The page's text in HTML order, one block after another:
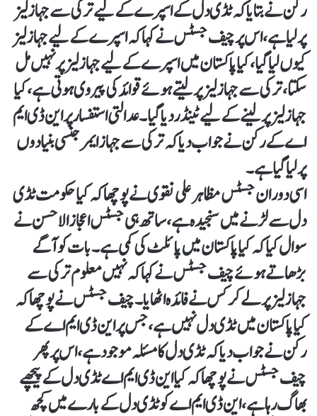
رکن نے بتایا کہ ٹڈی دل کے اسپرے کے لیے ترکی سے جہاز لیز
پر لیا ہے، اس پر چیف جسٹس نے کہا کہ اسپرے کے لیے جہاز لیز
کیوں لیا گیا، کیا پاکستان میں اسپرے کے لیے جہاز لیز پر نہیں مل
سکتا، ترکی سے جہاز لیز پر لیتے ہوئے قوائد کی پیروی ہوتی ہے، کیا
جہاز لیز پر لینے کے لیے ٹینڈر دیا گیا۔عدالتی استفسار پر این ڈی ایم
اے کے رکن نے جواب دیا کہ ترکی سے جہاز ایمرجنسی بنیادوں
پر لیا گیا ہے۔
اسی دوران جسٹس مظاہر علی نقوی نے پوچھا کہ کیا حکومت ٹڈی
دل سے لڑنے میں سنجیدہ ہے، ساتھ ہی جسٹس اعجاز الاحسن نے
سوال کیا کہ کیا پاکستان میں پائلٹ کی کمی ہے۔بات کو آگے
بڑھاتے ہوئے چیف جسٹس نے کہا کہ نہیں معلوم ترکی سے
جہاز لیز پر لے کر کس نے فائدہ اٹھایا۔چیف جسٹس نے پوچھا کہ
کیا پاکستان میں ٹڈی دل نہیں ہے، جس پر این ڈی ایم اے کے
رکن نے جواب دیا کہ ٹڈی دل کا مسئلہ موجود ہے، اس پر پھر
چیف جسٹس نے پوچھا کہ کیا این ڈی ایم اے ٹڈی دل کے پیچھے
بھاگ رہا ہے، این ڈی ایم اے کو ٹڈی دل کے بارے میں کچھ